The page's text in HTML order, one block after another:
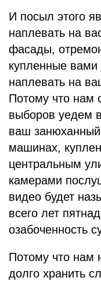
И посыл этого
наплевать на
фасады,
купленные
наплевать на
Потому что нам
выборов уедем
ваш занюханный
машинах,
центральным
камерами
видео будет
всего лет
озабоченность
Потому что нам
долго хранить